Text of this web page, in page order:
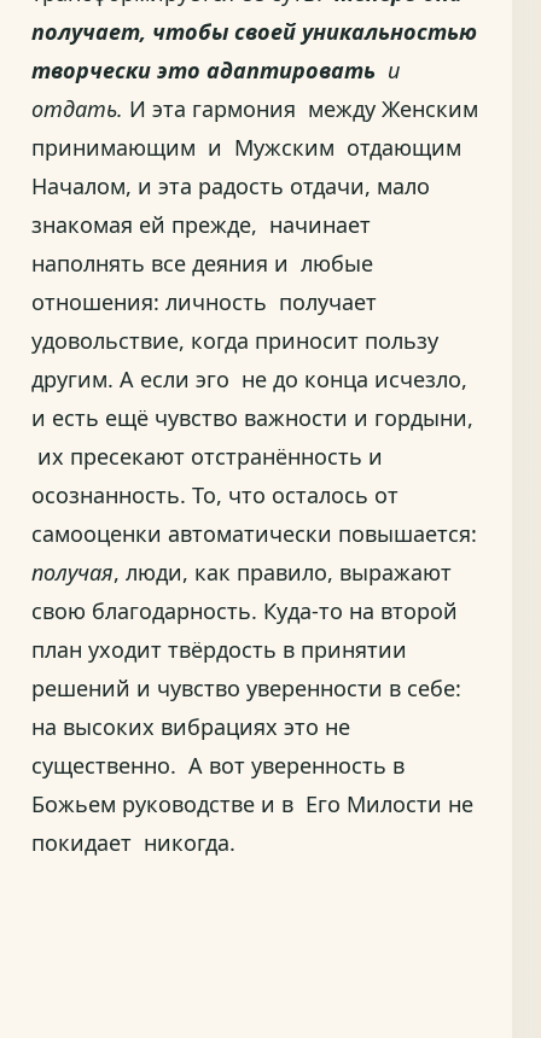
получает, чтобы своей уникальностью
творчески это адаптировать и
отдать. И эта гармония между Женским
принимающим и Мужским отдающим
Началом, и эта радость отдачи, мало
знакомая ей прежде, начинает
наполнять все деяния и любые
отношения: личность получает
удовольствие, когда приносит пользу
другим. А если эго не до конца исчезло,
и есть ещё чувство важности и гордыни,
их пресекают отстранённость и
осознанность. То, что осталось от
самооценки автоматически повышается:
получая, люди, как правило, выражают
свою благодарность. Куда-то на второй
план уходит твёрдость в принятии
решений и чувство уверенности в себе:
на высоких вибрациях это не
существенно. А вот уверенность в
Божьем руководстве и в Его Милости не
покидает никогда.